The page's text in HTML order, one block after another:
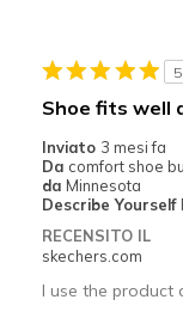
Going Out
Width
Sizing
View On Shoes
5
Shoe fits well
Inviato 3 mesi fa
Da comfort shoe
da Minnesota
Describe Yourself
RECENSITO IL
skechers.com
I use the product